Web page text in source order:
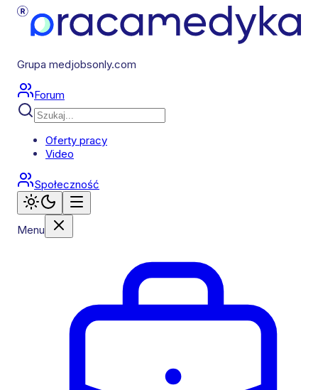
Grupa medjobsonly.com
Forum
Oferty pracy
Video
Społeczność
Menu